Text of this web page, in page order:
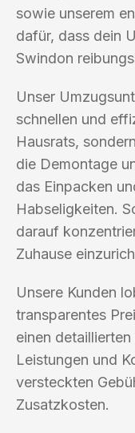
sowie unserem
dafür, dass dein
Swindon
Unser
schnellen und
Hausrats,
die Demontage
das Einpacken
Habseligkeiten.
darauf
Zuhause
Unsere Kunden
transparentes
einen
Leistungen und
versteckten
Zusatzkosten.